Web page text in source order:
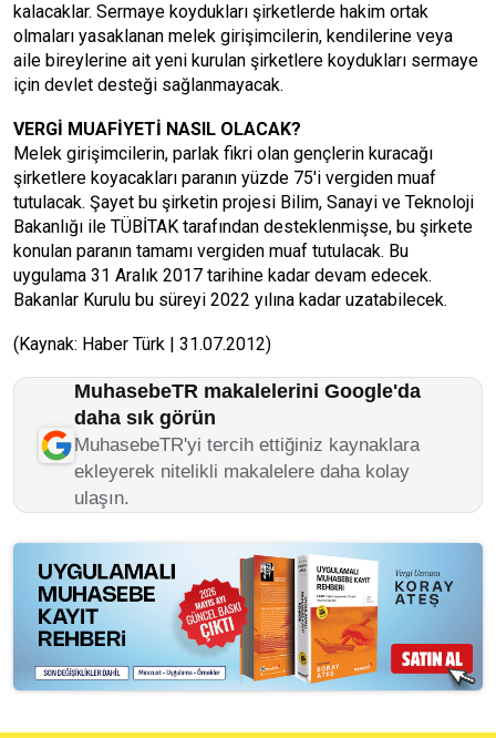
kalacaklar. Sermaye koydukları şirketlerde hakim ortak
olmaları yasaklanan melek girişimcilerin, kendilerine veya
aile bireylerine ait yeni kurulan şirketlere koydukları sermaye
için devlet desteği sağlanmayacak.
VERGİ MUAFİYETİ NASIL OLACAK?
Melek girişimcilerin, parlak fikri olan gençlerin kuracağı
şirketlere koyacakları paranın yüzde 75'i vergiden muaf
tutulacak. Şayet bu şirketin projesi Bilim, Sanayi ve Teknoloji
Bakanlığı ile TÜBİTAK tarafından desteklenmişse, bu şirkete
konulan paranın tamamı vergiden muaf tutulacak. Bu
uygulama 31 Aralık 2017 tarihine kadar devam edecek.
Bakanlar Kurulu bu süreyi 2022 yılına kadar uzatabilecek.
(Kaynak: Haber Türk | 31.07.2012)
MuhasebeTR makalelerini Google'da
daha sık görün
MuhasebeTR'yi tercih ettiğiniz kaynaklara
ekleyerek nitelikli makalelere daha kolay
ulaşın.